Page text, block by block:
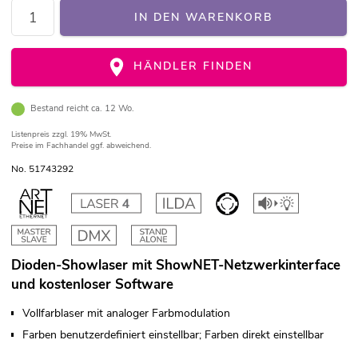
IN DEN WARENKORB
HÄNDLER FINDEN
Bestand reicht ca. 12 Wo.
Listenpreis zzgl. 19% MwSt.
Preise im Fachhandel ggf. abweichend.
No. 51743292
Dioden-Showlaser mit ShowNET-Netzwerkinterface
und kostenloser Software
Vollfarblaser mit analoger Farbmodulation
Farben benutzerdefiniert einstellbar; Farben direkt einstellbar